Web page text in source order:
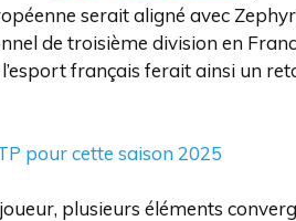
serait aligné avec
de troisième division en
français ferait ainsi un
pour cette saison 2025
plusieurs éléments